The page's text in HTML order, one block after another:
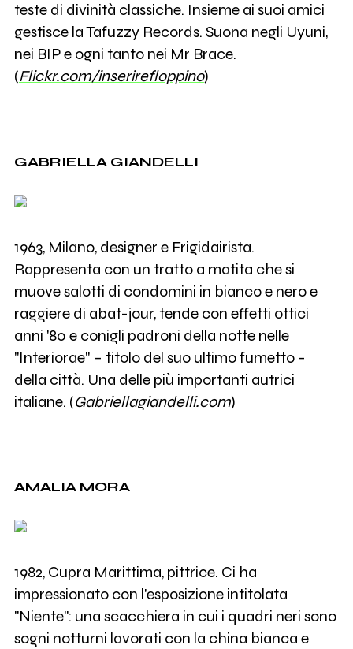
teste di divinità classiche. Insieme ai suoi amici
gestisce la Tafuzzy Records. Suona negli Uyuni,
nei BIP e ogni tanto nei Mr Brace.
(Flickr.com/inserirefloppino)
GABRIELLA GIANDELLI
1963, Milano, designer e Frigidairista.
Rappresenta con un tratto a matita che si
muove salotti di condomini in bianco e nero e
raggiere di abat-jour, tende con effetti ottici
anni '80 e conigli padroni della notte nelle
"Interiorae" – titolo del suo ultimo fumetto -
della città. Una delle più importanti autrici
italiane. (Gabriellagiandelli.com)
AMALIA MORA
1982, Cupra Marittima, pittrice. Ci ha
impressionato con l'esposizione intitolata
"Niente": una scacchiera in cui i quadri neri sono
sogni notturni lavorati con la china bianca e